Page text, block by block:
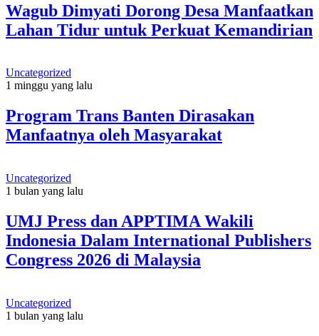
Wagub Dimyati Dorong Desa Manfaatkan
Lahan Tidur untuk Perkuat Kemandirian
Uncategorized
1 minggu yang lalu
Program Trans Banten Dirasakan
Manfaatnya oleh Masyarakat
Uncategorized
1 bulan yang lalu
UMJ Press dan APPTIMA Wakili
Indonesia Dalam International Publishers
Congress 2026 di Malaysia
Uncategorized
1 bulan yang lalu